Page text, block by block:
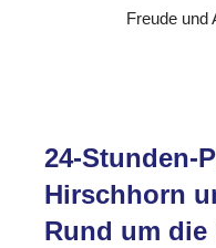
Freude und
24-Stunden-
Hirschhorn
Rund um